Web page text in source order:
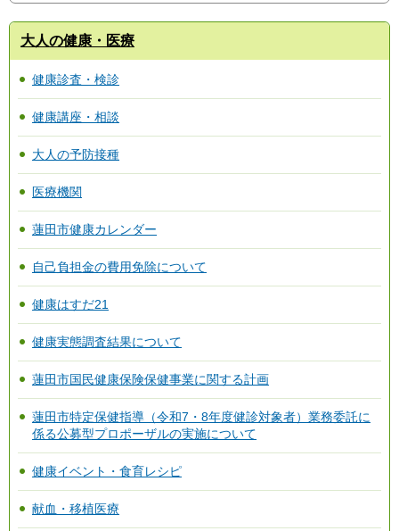
大人の健康・医療
健康診査・検診
健康講座・相談
大人の予防接種
医療機関
蓮田市健康カレンダー
自己負担金の費用免除について
健康はすだ21
健康実態調査結果について
蓮田市国民健康保険保健事業に関する計画
蓮田市特定保健指導（令和7・8年度健診対象者）業務委託に
係る公募型プロポーザルの実施について
健康イベント・食育レシピ
献血・移植医療